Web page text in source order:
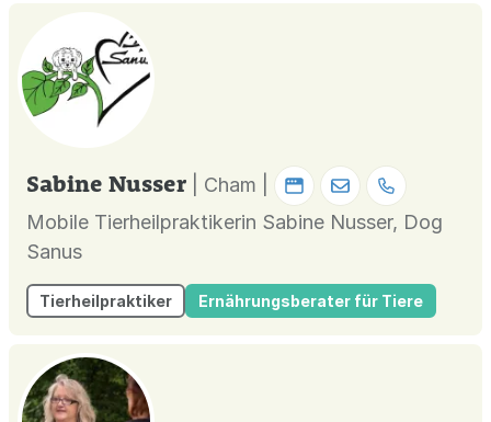
Sabine Nusser
| Cham |
Mobile Tierheilpraktikerin Sabine Nusser, Dog
Sanus
Tierheilpraktiker Ernährungsberater für Tiere